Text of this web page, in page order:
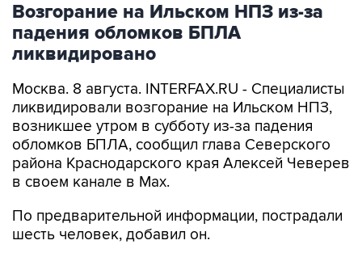
Возгорание на Ильском НПЗ из-за
падения обломков БПЛА
ликвидировано
Москва. 8 августа. INTERFAX.RU - Специалисты
ликвидировали возгорание на Ильском НПЗ,
возникшее утром в субботу из-за падения
обломков БПЛА, сообщил глава Северского
района Краснодарского края Алексей Чеверев
в своем канале в Max.
По предварительной информации, пострадали
шесть человек, добавил он.